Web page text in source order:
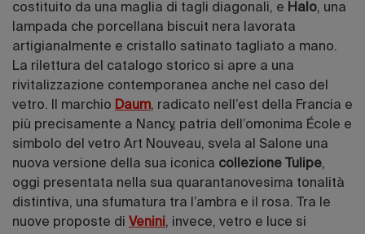
costituito da una maglia di tagli diagonali, e Halo, una
lampada che porcellana biscuit nera lavorata
artigianalmente e cristallo satinato tagliato a mano.
La rilettura del catalogo storico si apre a una
rivitalizzazione contemporanea anche nel caso del
vetro. Il marchio Daum, radicato nell’est della Francia e
più precisamente a Nancy, patria dell’omonima École e
simbolo del vetro Art Nouveau, svela al Salone una
nuova versione della sua iconica collezione Tulipe,
oggi presentata nella sua quarantanovesima tonalità
distintiva, una sfumatura tra l’ambra e il rosa. Tra le
nuove proposte di Venini, invece, vetro e luce si